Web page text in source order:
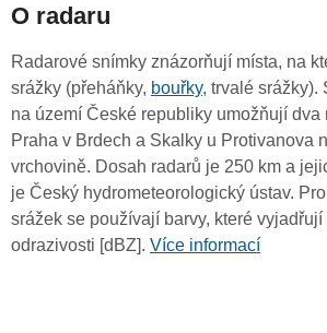
O radaru
Radarové snímky znázorňují místa, na
srážky (přeháňky, bouřky, trvalé srážky).
na území České republiky umožňují dva
Praha v Brdech a Skalky u Protivanova
vrchovině. Dosah radarů je 250 km a
je Český hydrometeorologický ústav.
srážek se používají barvy, které
odrazivosti [dBZ]. Více informací